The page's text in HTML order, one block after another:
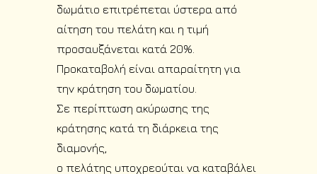
δωμάτιο επιτρέπεται ύστερα από
αίτηση του πελάτη και η τιμή
προσαυξάνεται κατά 20%.
Προκαταβολή είναι απαραίτητη για
την κράτηση του δωματίου.
Σε περίπτωση ακύρωσης της
κράτησης κατά τη διάρκεια της
διαμονής,
ο πελάτης υποχρεούται να καταβάλει